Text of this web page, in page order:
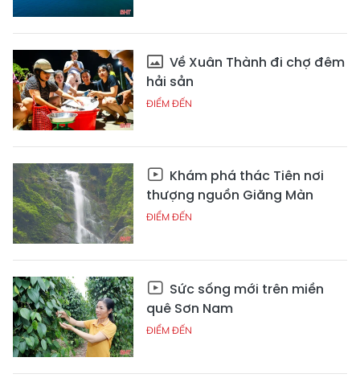
Về Xuân Thành đi chợ đêm
hải sản
ĐIỂM ĐẾN
Khám phá thác Tiên nơi
thượng nguồn Giăng Màn
ĐIỂM ĐẾN
Sức sống mới trên miền
quê Sơn Nam
ĐIỂM ĐẾN